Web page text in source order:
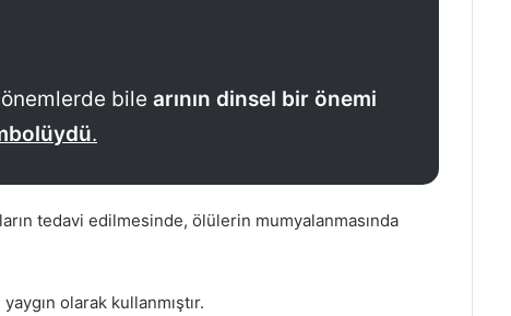
bile arının dinsel bir önemi
.
tedavi edilmesinde, ölülerin mumyalanmasında
olarak kullanmıştır.